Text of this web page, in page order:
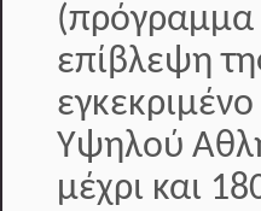
(πρόγραμμα
επίβλεψη
Υψηλού
μέχρι και